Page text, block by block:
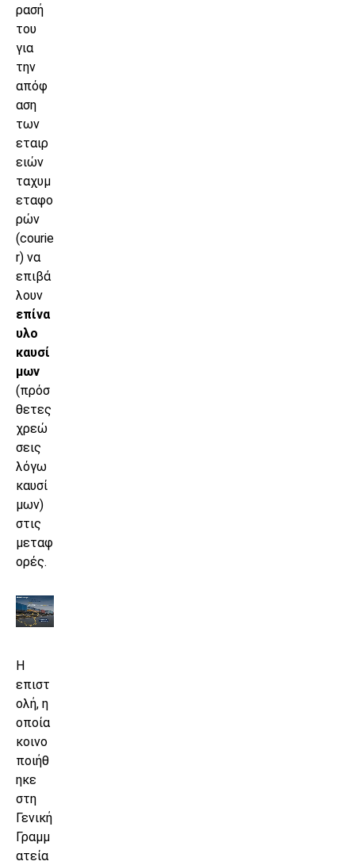
ρασή
του
για
την
απόφ
αση
των
εταιρ
ειών
ταχυμ
εταφο
ρών
(courie
r) να
επιβά
λουν
επίνα
υλο
καυσί
μων
(πρόσ
θετες
χρεώ
σεις
λόγω
καυσί
μων)
στις
μεταφ
ορές.
Η
επιστ
ολή, η
οποία
κοινο
ποιήθ
ηκε
στη
Γενική
Γραμμ
ατεία